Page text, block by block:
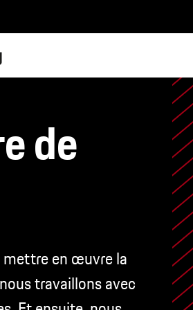
de
en œuvre la
travaillons avec